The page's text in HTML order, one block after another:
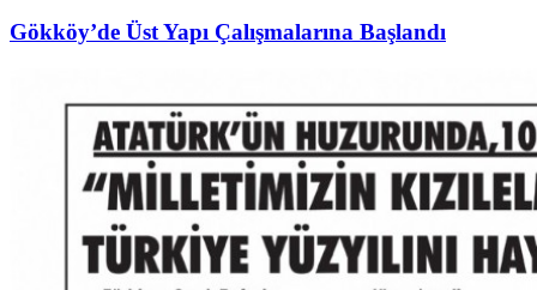
Gökköy’de Üst Yapı Çalışmalarına Başlandı